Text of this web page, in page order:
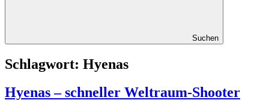
Suchen
Schlagwort: Hyenas
Hyenas – schneller Weltraum-Shooter